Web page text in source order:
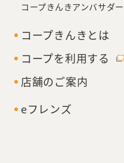
コープきんきアンバサダー
コープきんきとは
コープを利用する
店舗のご案内
eフレンズ